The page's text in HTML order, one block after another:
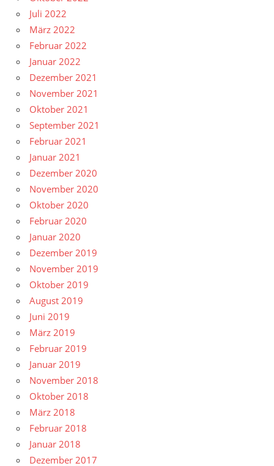
Juli 2022
März 2022
Februar 2022
Januar 2022
Dezember 2021
November 2021
Oktober 2021
September 2021
Februar 2021
Januar 2021
Dezember 2020
November 2020
Oktober 2020
Februar 2020
Januar 2020
Dezember 2019
November 2019
Oktober 2019
August 2019
Juni 2019
März 2019
Februar 2019
Januar 2019
November 2018
Oktober 2018
März 2018
Februar 2018
Januar 2018
Dezember 2017